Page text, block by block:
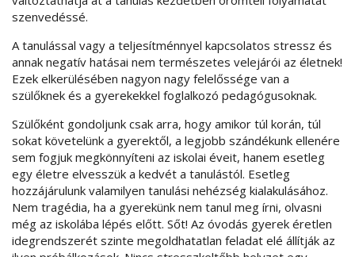
szenvedéssé.
A tanulással vagy a teljesítménnyel kapcsolatos stressz és
annak negatív hatásai nem természetes velejárói az életnek!
Ezek elkerülésében nagyon nagy felelőssége van a
szülőknek és a gyerekekkel foglalkozó pedagógusoknak.
Szülőként gondoljunk csak arra, hogy amikor túl korán, túl
sokat követelünk a gyerektől, a legjobb szándékunk ellenére
sem fogjuk megkönnyíteni az iskolai éveit, hanem esetleg
egy életre elvesszük a kedvét a tanulástól. Esetleg
hozzájárulunk valamilyen tanulási nehézség kialakulásához.
Nem tragédia, ha a gyerekünk nem tanul meg írni, olvasni
még az iskolába lépés előtt. Sőt! Az óvodás gyerek éretlen
idegrendszerét szinte megoldhatatlan feladat elé állítják az